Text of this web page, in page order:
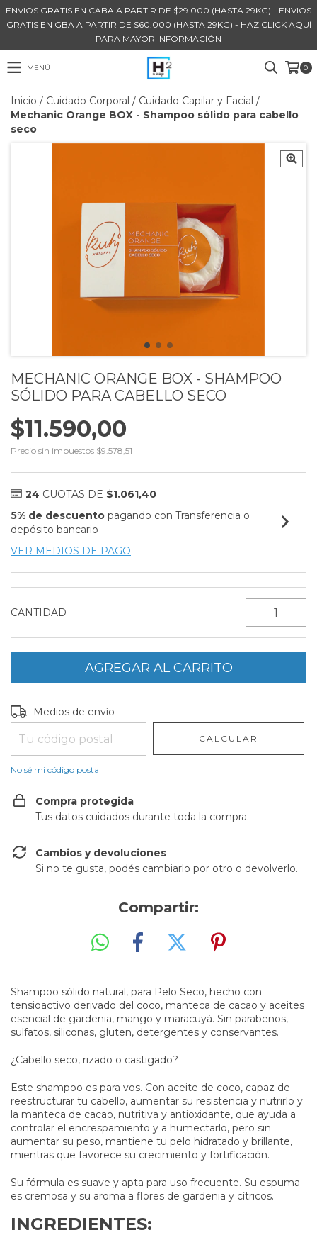
ENVIOS GRATIS EN CABA A PARTIR DE $29.000 (HASTA 29KG) - ENVIOS
GRATIS EN GBA A PARTIR DE $60.000 (HASTA 29KG) - HAZ CLICK AQUÍ
PARA MAYOR INFORMACIÓN
MENÚ 0
Inicio / Cuidado Corporal / Cuidado Capilar y Facial /
Mechanic Orange BOX - Shampoo sólido para cabello
seco
MECHANIC ORANGE BOX - SHAMPOO
SÓLIDO PARA CABELLO SECO
$11.590,00
Precio sin impuestos $9.578,51
24 CUOTAS DE $1.061,40
5% de descuento pagando con Transferencia o
depósito bancario
VER MEDIOS DE PAGO
CANTIDAD
Entregas para el CP:
Medios de envío
CALCULAR
No sé mi código postal
Compra protegida
Tus datos cuidados durante toda la compra.
Cambios y devoluciones
Si no te gusta, podés cambiarlo por otro o devolverlo.
Compartir:
Shampoo sólido natural, para Pelo Seco, hecho con
tensioactivo derivado del coco, manteca de cacao y aceites
esencial de gardenia, mango y maracuyá. Sin parabenos,
sulfatos, siliconas, gluten, detergentes y conservantes.
¿Cabello seco, rizado o castigado?
Este shampoo es para vos. Con aceite de coco, capaz de
reestructurar tu cabello, aumentar su resistencia y nutrirlo y
la manteca de cacao, nutritiva y antioxidante, que ayuda a
controlar el encrespamiento y a humectarlo, pero sin
aumentar su peso, mantiene tu pelo hidratado y brillante,
mientras que favorece su crecimiento y fortificación.
Su fórmula es suave y apta para uso frecuente. Su espuma
es cremosa y su aroma a flores de gardenia y cítricos.
INGREDIENTES: